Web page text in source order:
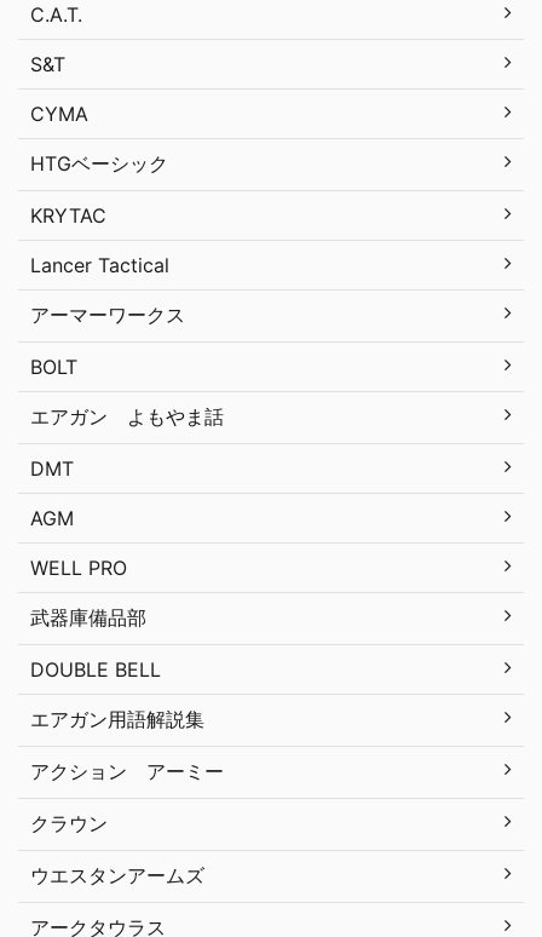
C.A.T.
S&T
CYMA
HTGベーシック
KRYTAC
Lancer Tactical
アーマーワークス
BOLT
エアガン よもやま話
DMT
AGM
WELL PRO
武器庫備品部
DOUBLE BELL
エアガン用語解説集
アクション アーミー
クラウン
ウエスタンアームズ
アークタウラス